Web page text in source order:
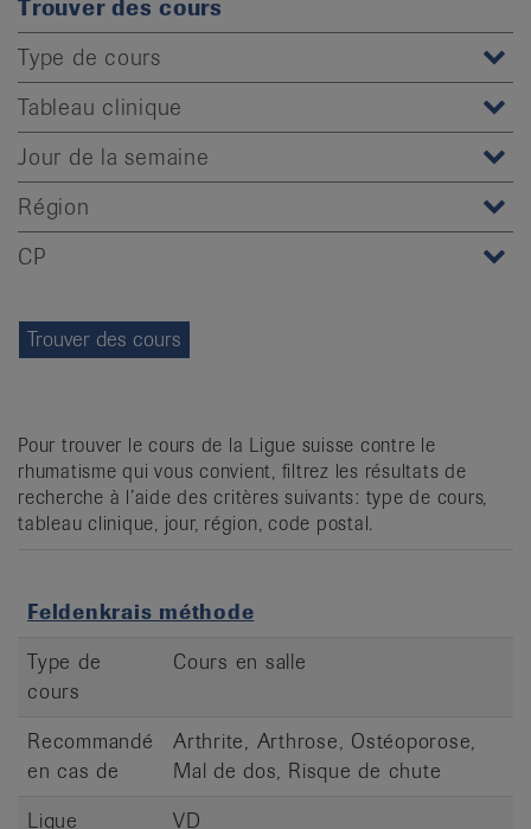
Trouver des cours
Type de cours
Tableau clinique
Jour de la semaine
Région
CP
Pour trouver le cours de la Ligue suisse contre le
rhumatisme qui vous convient, filtrez les résultats de
recherche à l’aide des critères suivants: type de cours,
tableau clinique, jour, région, code postal.
Feldenkrais méthode
Type de
cours
Cours en salle
Recommandé
en cas de
Arthrite, Arthrose, Ostéoporose,
Mal de dos, Risque de chute
Ligue
VD